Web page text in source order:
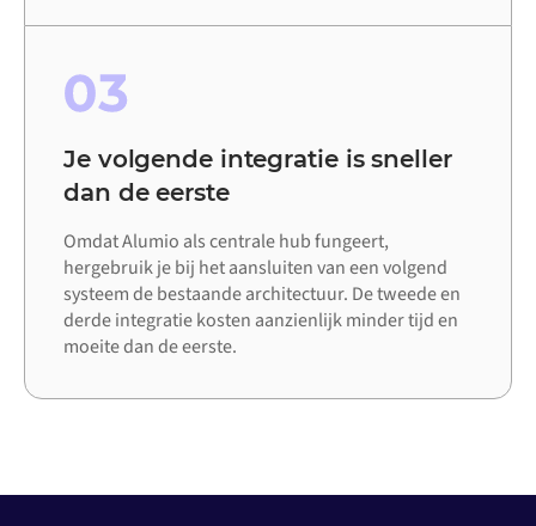
03
Je volgende integratie is sneller
dan de eerste
Omdat Alumio als centrale hub fungeert,
hergebruik je bij het aansluiten van een volgend
systeem de bestaande architectuur. De tweede en
derde integratie kosten aanzienlijk minder tijd en
moeite dan de eerste.